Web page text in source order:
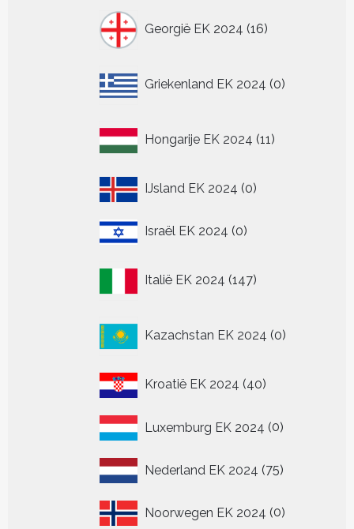
Georgië EK 2024 16
producten
Griekenland EK 2024 0
producten
Hongarije EK 2024 11
producten
IJsland EK 2024 00
Israël EK 2024 00
Italië EK 2024 147
producten
Kazachstan EK 2024 0
producten
Kroatië EK 2024 4040
Luxemburg EK 2024 00
Nederland EK 2024 7575
Noorwegen EK 2024 00